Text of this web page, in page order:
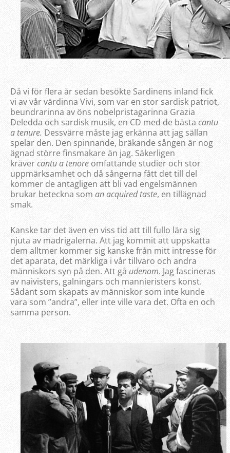
Då vi för flera år sedan besökte Sardinens inland fick
vi av vår värdinna Vivi, som var en stor sardisk patriot,
beundrarinna av öns nobelpristagarinna Grazia
Deledda och sardisk musik, en CD med de bästa cantu
a tenure. Dessvärre måste jag erkänna att jag sällan
spelar den. Den spinnande, bräkande sången är nog
ägnad större finsmakare än jag. Säkerligen
krävercantu a tenore omfattande studier och stor
uppmärksamhet och då sångerna fått det till del
kommer de antagligen att bli vad engelsmännen
brukar beteckna som an acquired taste, en tillägnad
smak.
Kanske tar det även en viss tid att till fullo lära sig
njuta av madrigalerna. Att jag kommit att uppskatta
dem alltmer kommer sig kanske från mitt intresse för
det aparata, det märkliga i vår tillvaro och andra
människors syn på den. Att gå udenom. Jag fascineras
av naivisters, galningars och mannieristers konst.
Sådant som skapats av människor som inte kunde
vara som ”andra”, eller inte ville vara det. Ofta en och
samma person.